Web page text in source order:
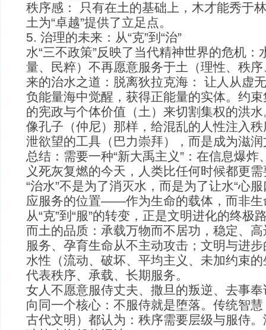
秩序感： 只有在土的基础上，木才能秀于
土为“卓越”提供了立足点。
5. 治理的未来：从“克”到“治”
水“三不政策”反映了当代精神世界的危机：
量、民粹）不再愿意服务于土（理性、秩
来的治水之道：脱离狄拉克海： 让人从虚
负能量海中觉醒，获得正能量的实体。约
的宪政与个体价值（土）来切割集权的洪水
像孔子（仲尼）那样，给混乱的人性注入
泄欲望的工具（巴力崇拜），而是成为滋
总结：需要一种“新大禹主义”：在信息爆炸
义死灰复燃的今天，人类比任何时候都更需
“治水”不是为了消灭水，而是为了让水“心
应服务的位置——作为生命的载体，而非生
从“克”到“服”的转变，正是文明进化的终极
而土的品质：承载万物而不居功，稳定、
服务、孕育生命从不主动攻击；文明与进步
水性（流动、破坏、平均主义、未加约束
代表秩序、承载、长期服务。
女人不愿意服侍丈夫、撒旦的叛逆、去事
向同一个核心：不服侍就是堕落。传统智
古代文明）都认为：秩序需要层级与服侍。